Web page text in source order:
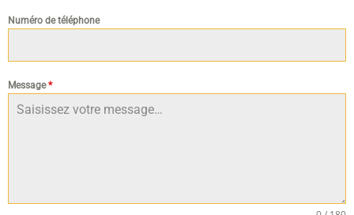
Numéro de téléphone
Message*